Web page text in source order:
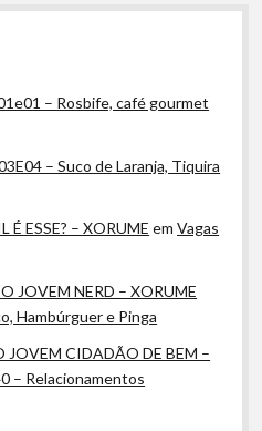
– Rosbife, café gourmet
– Suco de Laranja, Tiquira
ESSE? – XORUME emVagas
JOVEM NERD – XORUME
Hambúrguer e Pinga
CIDADÃO DE BEM –
– Relacionamentos